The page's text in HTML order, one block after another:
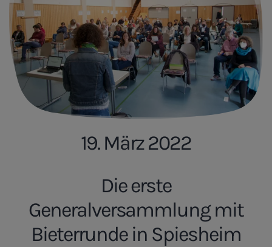
19. März 2022
Die erste
Generalversammlung mit
Bieterrunde in Spiesheim